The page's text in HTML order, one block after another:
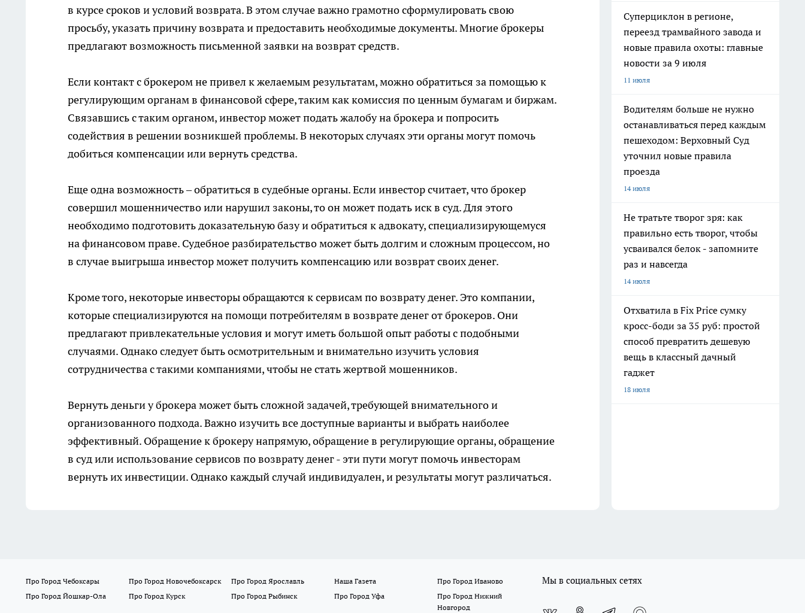
в курсе сроков и условий возврата. В этом случае важно грамотно сформулировать свою
просьбу, указать причину возврата и предоставить необходимые документы. Многие брокеры
предлагают возможность письменной заявки на возврат средств.
Если контакт с брокером не привел к желаемым результатам, можно обратиться за помощью к
регулирующим органам в финансовой сфере, таким как комиссия по ценным бумагам и биржам.
Связавшись с таким органом, инвестор может подать жалобу на брокера и попросить
содействия в решении возникшей проблемы. В некоторых случаях эти органы могут помочь
добиться компенсации или вернуть средства.
Еще одна возможность – обратиться в судебные органы. Если инвестор считает, что брокер
совершил мошенничество или нарушил законы, то он может подать иск в суд. Для этого
необходимо подготовить доказательную базу и обратиться к адвокату, специализирующемуся
на финансовом праве. Судебное разбирательство может быть долгим и сложным процессом, но
в случае выигрыша инвестор может получить компенсацию или возврат своих денег.
Кроме того, некоторые инвесторы обращаются к сервисам по возврату денег. Это компании,
которые специализируются на помощи потребителям в возврате денег от брокеров. Они
предлагают привлекательные условия и могут иметь большой опыт работы с подобными
случаями. Однако следует быть осмотрительным и внимательно изучить условия
сотрудничества с такими компаниями, чтобы не стать жертвой мошенников.
Вернуть деньги у брокера может быть сложной задачей, требующей внимательного и
организованного подхода. Важно изучить все доступные варианты и выбрать наиболее
эффективный. Обращение к брокеру напрямую, обращение в регулирующие органы, обращение
в суд или использование сервисов по возврату денег - эти пути могут помочь инвесторам
вернуть их инвестиции. Однако каждый случай индивидуален, и результаты могут различаться.
Суперциклон в регионе,
переезд трамвайного завода и
новые правила охоты: главные
новости за 9 июля
11 июля
Водителям больше не нужно
останавливаться перед каждым
пешеходом: Верховный Суд
уточнил новые правила
проезда
14 июля
Не тратьте творог зря: как
правильно есть творог, чтобы
усваивался белок - запомните
раз и навсегда
14 июля
Отхватила в Fix Price сумку
кросс-боди за 35 руб: простой
способ превратить дешевую
вещь в классный дачный
гаджет
18 июля
Про Город Чебоксары Про Город Новочебоксарск Про Город Ярославль Наша Газета
Про Город Иваново
Про Город Йошкар-Ола
Про Город Курск Про Город Рыбинск Про Город Уфа
Про Город Нижний
Новгород
Мы в социальных сетях